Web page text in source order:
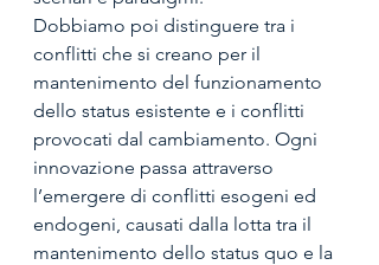
Dobbiamo poi distinguere tra i
conflitti che si creano per il
mantenimento del funzionamento
dello status esistente e i conflitti
provocati dal cambiamento. Ogni
innovazione passa attraverso
l’emergere di conflitti esogeni ed
endogeni, causati dalla lotta tra il
mantenimento dello status quo e la